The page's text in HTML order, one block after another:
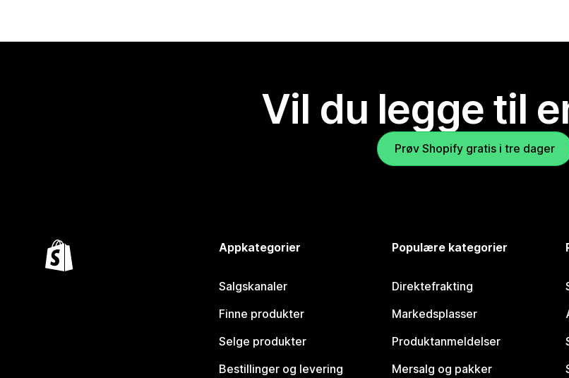
Vil du legge til
Prøv Shopify gratis i tre dager
Appkategorier
Salgskanaler
Finne produkter
Selge produkter
Bestillinger og levering
Populære kategorier
Direktefrakting
Markedsplasser
Produktanmeldelser
Mersalg og pakker